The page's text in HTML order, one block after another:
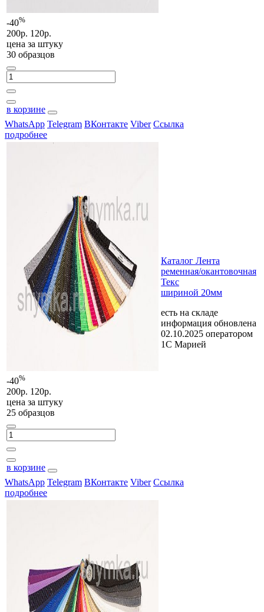
-40%
200р. 120р.
цена за штуку
30 образцов
в корзине
WhatsApp Telegram ВКонтакте Viber Ссылка
подробнее
-40%
200р. 120р.
цена за штуку
25 образцов
в корзине
Каталог Лента
ременная/окантовочная
Текс
шириной 20мм
есть на складе
информация обновлена
02.10.2025 оператором
1С Марией
WhatsApp Telegram ВКонтакте Viber Ссылка
подробнее